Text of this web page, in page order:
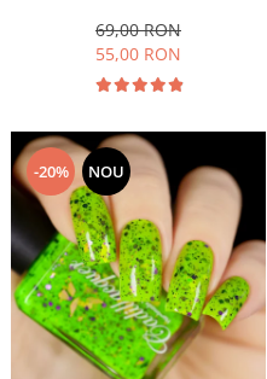
69,00 RON
55,00 RON
-20% NOU